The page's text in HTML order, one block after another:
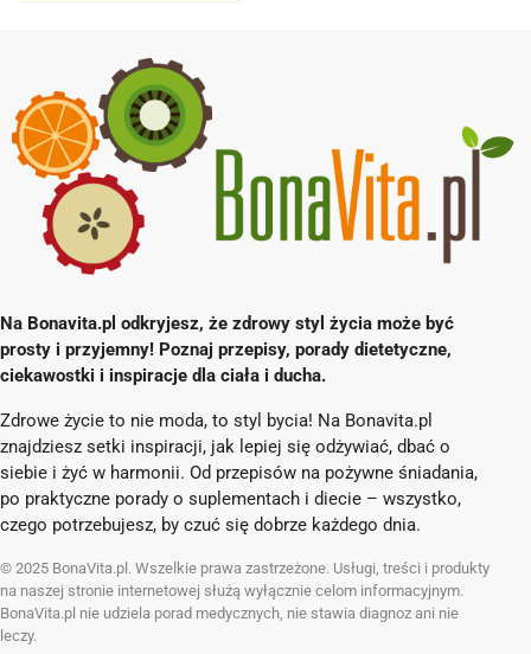
Na Bonavita.pl odkryjesz, że zdrowy styl życia może być
prosty i przyjemny! Poznaj przepisy, porady dietetyczne,
ciekawostki i inspiracje dla ciała i ducha.
Zdrowe życie to nie moda, to styl bycia! Na Bonavita.pl
znajdziesz setki inspiracji, jak lepiej się odżywiać, dbać o
siebie i żyć w harmonii. Od przepisów na pożywne śniadania,
po praktyczne porady o suplementach i diecie – wszystko,
czego potrzebujesz, by czuć się dobrze każdego dnia.
© 2025 BonaVita.pl. Wszelkie prawa zastrzeżone. Usługi, treści i produkty
na naszej stronie internetowej służą wyłącznie celom informacyjnym.
BonaVita.pl nie udziela porad medycznych, nie stawia diagnoz ani nie
leczy.